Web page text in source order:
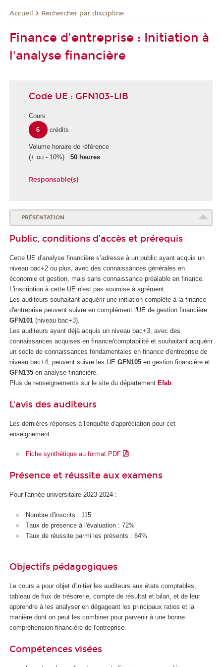
Accueil Rechercher par discipline
Finance d'entreprise : Initiation à
l'analyse financière
Code UE : GFN103-LIB
Cours
6
crédits
Volume horaire de référence
(+ ou - 10%) : 50 heures
Responsable(s)
PRÉSENTATION
Public, conditions d’accès et prérequis
Cette UE d'analyse financière s’adresse à un public ayant acquis un
niveau bac+2 ou plus, avec des connaissances générales en
économie et gestion, mais sans connaissance préalable en finance.
L'inscription à cette UE n'est pas soumise à agrément.
Les auditeurs souhaitant acquérir une initiation complète à la finance
d'entreprise peuvent suivre en complément l'UE de gestion financière
GFN101 (niveau bac+3).
Les auditeurs ayant déjà acquis un niveau bac+3, avec des
connaissances acquises en finance/comptabilité et souhaitant acquérir
un socle de connaissances fondamentales en finance d'entreprise de
niveau bac+4, peuvent suivre les UE GFN105 en gestion financière et
GFN135 en analyse financière.
Plus de renseignements sur le site du département Efab.
L'avis des auditeurs
Les dernières réponses à l'enquête d'appréciation pour cet
enseignement :
Fiche synthétique au format PDF
Présence et réussite aux examens
Pour l'année universitaire 2023-2024 :
Nombre d'inscrits : 115
Taux de présence à l'évaluation : 72%
Taux de réussite parmi les présents : 84%
Objectifs pédagogiques
Le cours a pour objet d'initier les auditeurs aux états comptables,
tableau de flux de trésorerie, compte de résultat et bilan, et de leur
apprendre à les analyser en dégageant les principaux ratios et la
manière dont on peut les combiner pour parvenir à une bonne
compréhension financière de l'entreprise.
Compétences visées